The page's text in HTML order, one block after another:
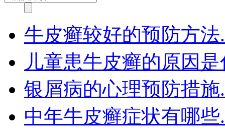
牛皮癣较好的预防方法.
儿童患牛皮癣的原因
银屑病的心理预防措施.
中年牛皮癣症状有哪些.